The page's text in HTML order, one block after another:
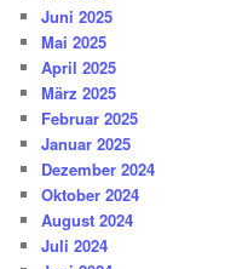
Juni 2025
Mai 2025
April 2025
März 2025
Februar 2025
Januar 2025
Dezember 2024
Oktober 2024
August 2024
Juli 2024